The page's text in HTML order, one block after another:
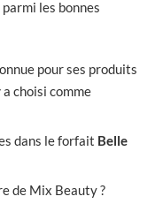
les bonnes
pour ses produits
a choisi comme
dans le forfait Belle
de Mix Beauty ?